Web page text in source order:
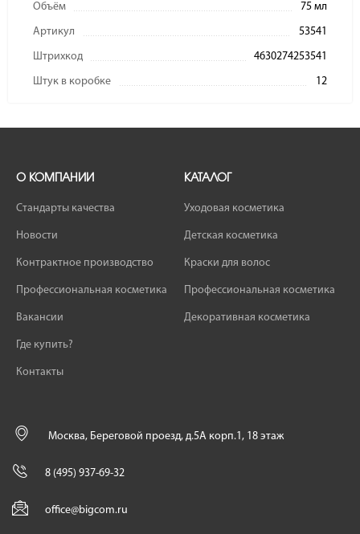
Объём 75 мл
Артикул 53541
Штрихкод 4630274253541
Штук в коробке 12
О КОМПАНИИ
Стандарты качества
Новости
Контрактное производство
Профессиональная косметика
Вакансии
Где купить?
Контакты
КАТАЛОГ
Уходовая косметика
Детская косметика
Краски для волос
Профессиональная косметика
Декоративная косметика
Москва, Береговой проезд, д.5А корп.1, 18 этаж
8 (495) 937-69-32
office@bigcom.ru